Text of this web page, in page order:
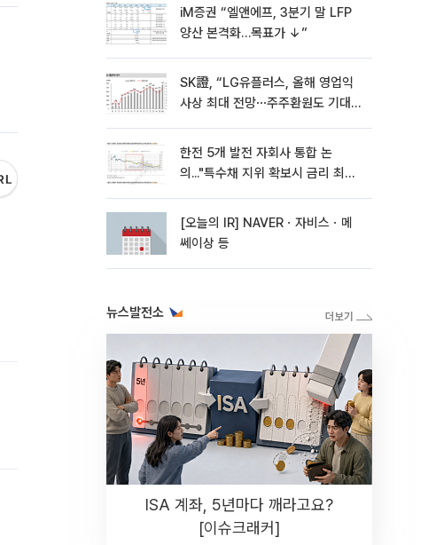
iM증권 “엘앤에프, 3분기 말 LFP
양산 본격화…목표가 ↓”
SK證, “LG유플러스, 올해 영업익
사상 최대 전망⋯주주환원도 기대
한전 5개 발전 자회사 통합 논
의..."특수채 지위 확보시 금리 최대
[오늘의 IR] NAVERㆍ자비스ㆍ메
쎄이상 등
뉴스발전소
ISA 계좌, 5년마다 깨라고요?
[이슈크래커]